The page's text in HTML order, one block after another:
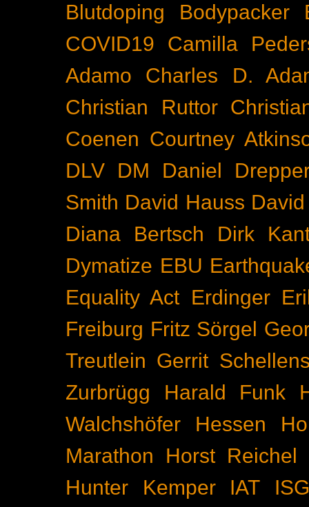
Blutdoping
Bodypacker
COVID19
Camilla
Adamo
Charles D.
Christian Ruttor
Coenen Courtney
DLV
DM
Daniel
Smith David Hauss
Diana Bertsch
Dirk
Dymatize EBU
Equality Act Erdinger
Freiburg Fritz Sörgel
Treutlein Gerrit
Zurbrügg
Harald Funk
Walchshöfer
Hessen
Marathon
Horst Reichel
Hunter Kemper
IAT